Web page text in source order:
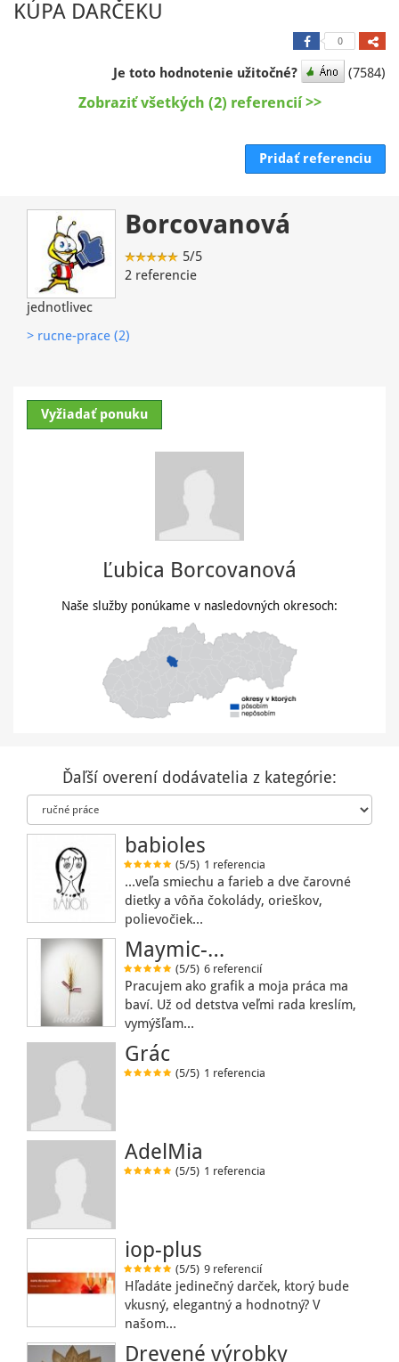
KÚPA DARČEKU
0
Je toto hodnotenie užitočné? (7584)
Zobraziť všetkých (2) referencií >>
Pridať referenciu
Borcovanová
5/5
2 referencie
jednotlivec
> rucne-prace (2)
Vyžiadať ponuku
Ľubica Borcovanová
Naše služby ponúkame v nasledovných okresoch:
Ďaľší overení dodávatelia z kategórie:
babioles
(5/5) 1 referencia
...veľa smiechu a farieb a dve čarovné
dietky a vôňa čokolády, orieškov,
polievočiek…
Maymic-…
(5/5) 6 referencií
Pracujem ako grafik a moja práca ma
baví. Už od detstva veľmi rada kreslím,
vymýšľam…
Grác
(5/5) 1 referencia
AdelMia
(5/5) 1 referencia
iop-plus
(5/5) 9 referencií
Hľadáte jedinečný darček, ktorý bude
vkusný, elegantný a hodnotný? V
našom…
Drevené výrobky